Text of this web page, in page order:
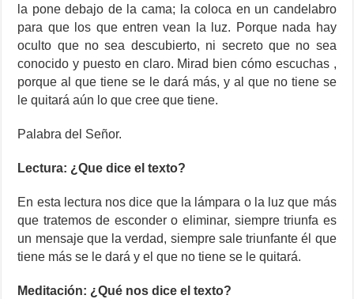
la pone debajo de la cama; la coloca en un candelabro
para que los que entren vean la luz. Porque nada hay
oculto que no sea descubierto, ni secreto que no sea
conocido y puesto en claro. Mirad bien cómo escuchas ,
porque al que tiene se le dará más, y al que no tiene se
le quitará aún lo que cree que tiene.
Palabra del Señor.
Lectura: ¿Que dice el texto?
En esta lectura nos dice que la lámpara o la luz que más
que tratemos de esconder o eliminar, siempre triunfa es
un mensaje que la verdad, siempre sale triunfante él que
tiene más se le dará y el que no tiene se le quitará.
Meditación: ¿Qué nos dice el texto?